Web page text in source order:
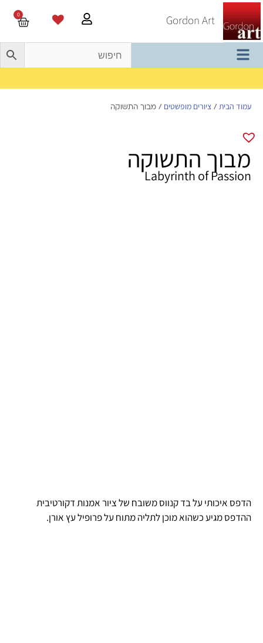
Gordon Art
0
עמוד הבית / ציורים מופשטים / מבוך התשוקה
מבוך התשוקה
Labyrinth of Passion
הדפס איכותי על בד קנווס משובח של ציור אמנות דקורטיבית
ההדפס מגיע כשהוא מוכן לתליה מתוח על פרופיל עץ אורן.